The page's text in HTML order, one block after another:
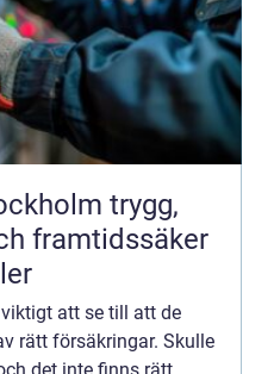
trygg,
framtidssäker
att se till att de
rätt försäkringar. Skulle